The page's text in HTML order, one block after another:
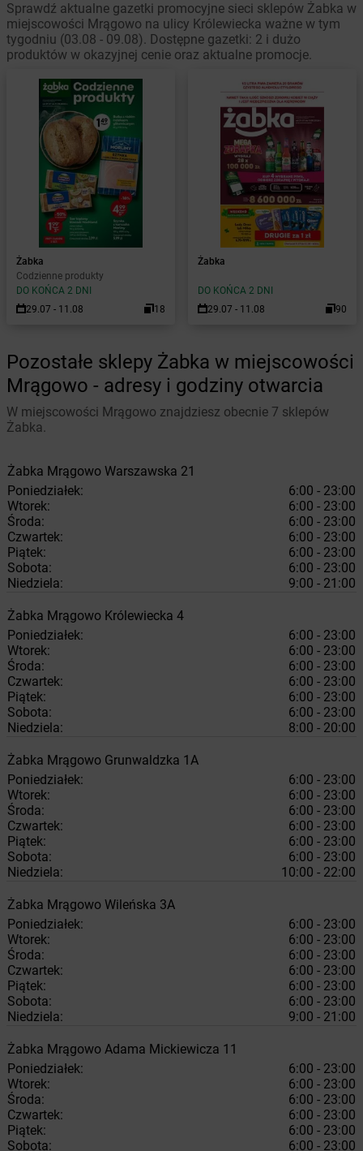
Sprawdź aktualne gazetki promocyjne sieci sklepów Żabka w
miejscowości Mrągowo na ulicy Królewiecka ważne w tym
tygodniu (03.08 - 09.08). Dostępne gazetki: 2 i dużo
produktów w okazyjnej cenie oraz aktualne promocje.
Żabka
Codzienne produkty
DO KOŃCA 2 DNI
29.07 - 11.08
18
Żabka
DO KOŃCA 2 DNI
29.07 - 11.08
90
Pozostałe sklepy Żabka w miejscowości
Mrągowo - adresy i godziny otwarcia
W miejscowości Mrągowo znajdziesz obecnie 7 sklepów
Żabka.
Żabka Mrągowo Warszawska 21
Poniedziałek:
6:00 - 23:00
Wtorek:
6:00 - 23:00
Środa:
6:00 - 23:00
Czwartek:
6:00 - 23:00
Piątek:
6:00 - 23:00
Sobota:
6:00 - 23:00
Niedziela:
9:00 - 21:00
Żabka Mrągowo Królewiecka 4
Poniedziałek:
6:00 - 23:00
Wtorek:
6:00 - 23:00
Środa:
6:00 - 23:00
Czwartek:
6:00 - 23:00
Piątek:
6:00 - 23:00
Sobota:
6:00 - 23:00
Niedziela:
8:00 - 20:00
Żabka Mrągowo Grunwaldzka 1A
Poniedziałek:
6:00 - 23:00
Wtorek:
6:00 - 23:00
Środa:
6:00 - 23:00
Czwartek:
6:00 - 23:00
Piątek:
6:00 - 23:00
Sobota:
6:00 - 23:00
Niedziela:
10:00 - 22:00
Żabka Mrągowo Wileńska 3A
Poniedziałek:
6:00 - 23:00
Wtorek:
6:00 - 23:00
Środa:
6:00 - 23:00
Czwartek:
6:00 - 23:00
Piątek:
6:00 - 23:00
Sobota:
6:00 - 23:00
Niedziela:
9:00 - 21:00
Żabka Mrągowo Adama Mickiewicza 11
Poniedziałek:
6:00 - 23:00
Wtorek:
6:00 - 23:00
Środa:
6:00 - 23:00
Czwartek:
6:00 - 23:00
Piątek:
6:00 - 23:00
Sobota:
6:00 - 23:00